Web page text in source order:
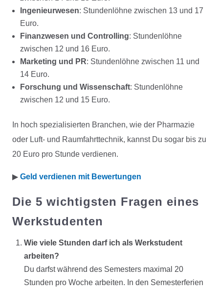
Ingenieurwesen: Stundenlöhne zwischen 13 und 17
Euro.
Finanzwesen und Controlling: Stundenlöhne
zwischen 12 und 16 Euro.
Marketing und PR: Stundenlöhne zwischen 11 und
14 Euro.
Forschung und Wissenschaft: Stundenlöhne
zwischen 12 und 15 Euro.
In hoch spezialisierten Branchen, wie der Pharmazie
oder Luft- und Raumfahrttechnik, kannst Du sogar bis zu
20 Euro pro Stunde verdienen.
▶︎ Geld verdienen mit Bewertungen
Die 5 wichtigsten Fragen eines
Werkstudenten
Wie viele Stunden darf ich als Werkstudent
arbeiten?
Du darfst während des Semesters maximal 20
Stunden pro Woche arbeiten. In den Semesterferien